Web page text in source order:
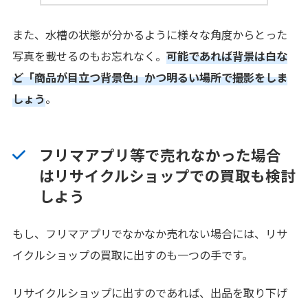
また、水槽の状態が分かるように様々な角度からとった
写真を載せるのもお忘れなく。 可能であれば背景は白な
ど「商品が目立つ背景色」かつ明るい場所で撮影をしま
しょう。
フリマアプリ等で売れなかった場合
はリサイクルショップでの買取も検討
しよう
もし、フリマアプリでなかなか売れない場合には、リサ
イクルショップの買取に出すのも一つの手です。
リサイクルショップに出すのであれば、出品を取り下げ